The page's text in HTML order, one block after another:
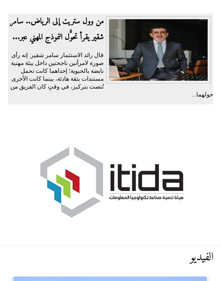
من وول ستريت إلى الرياض.. سامر
شقير يقرأ تحوُّل النموذج المهني عبر...
قال رائد الاستثمار سامر شقير: إنه رأى
صورة لامرأتين ناجحتين داخل بيئة مهنية
نابضة بالحيوية؛ إحداهما كانت تحمل
مستندات بثقة هادئة، بينما كانت الأخرى
تُنصت بتركيز، في وقتٍ كان الفريق من
حولهما...
الفيديو